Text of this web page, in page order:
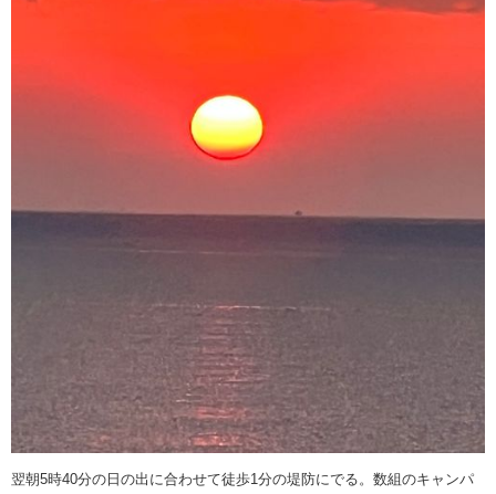
翌朝5時40分の日の出に合わせて徒歩1分の堤防にでる。数組のキャンパ